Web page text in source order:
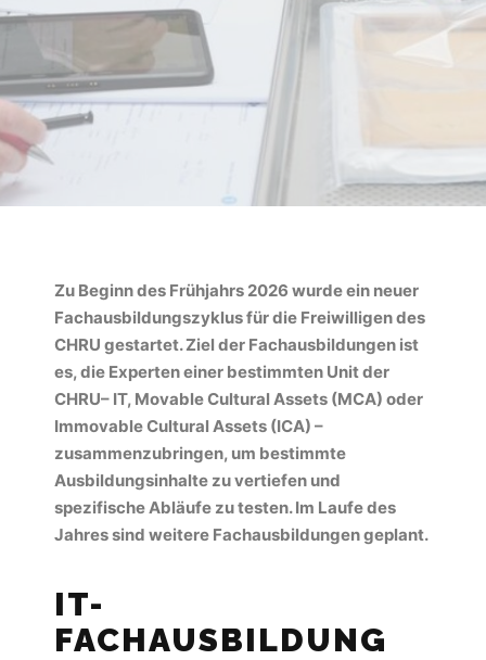
Zu Beginn des Frühjahrs 2026 wurde ein neuer
Fachausbildungszyklus für die Freiwilligen des
CHRU gestartet. Ziel der Fachausbildungen ist
es, die Experten einer bestimmten Unit der
CHRU– IT, Movable Cultural Assets (MCA) oder
Immovable Cultural Assets (ICA) –
zusammenzubringen, um bestimmte
Ausbildungsinhalte zu vertiefen und
spezifische Abläufe zu testen. Im Laufe des
Jahres sind weitere Fachausbildungen geplant.
IT-
FACHAUSBILDUNG